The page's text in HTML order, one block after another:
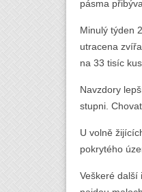
pásma
Minulý týden
utracena
na 33 tisíc
Navzdory
stupni.
U volně
pokrytého
Veškeré další